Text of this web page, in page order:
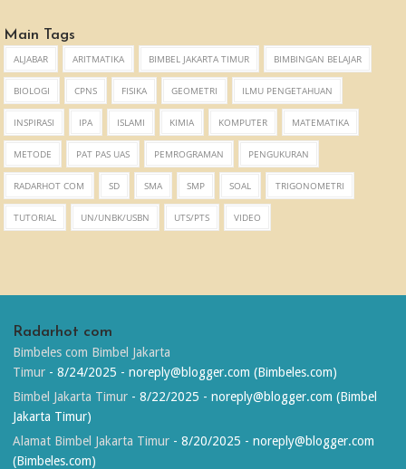
Main Tags
ALJABAR ARITMATIKA BIMBEL JAKARTA TIMUR BIMBINGAN BELAJAR
BIOLOGI CPNS FISIKA GEOMETRI ILMU PENGETAHUAN
INSPIRASI IPA ISLAMI KIMIA KOMPUTER MATEMATIKA
METODE PAT PAS UAS PEMROGRAMAN PENGUKURAN
RADARHOT COM SD SMA SMP SOAL TRIGONOMETRI
TUTORIAL UN/UNBK/USBN UTS/PTS VIDEO
Radarhot com
Bimbeles com Bimbel Jakarta
Timur - 8/24/2025 - noreply@blogger.com (Bimbeles.com)
Bimbel Jakarta Timur - 8/22/2025 - noreply@blogger.com (Bimbel
Jakarta Timur)
Alamat Bimbel Jakarta Timur - 8/20/2025 - noreply@blogger.com
(Bimbeles.com)